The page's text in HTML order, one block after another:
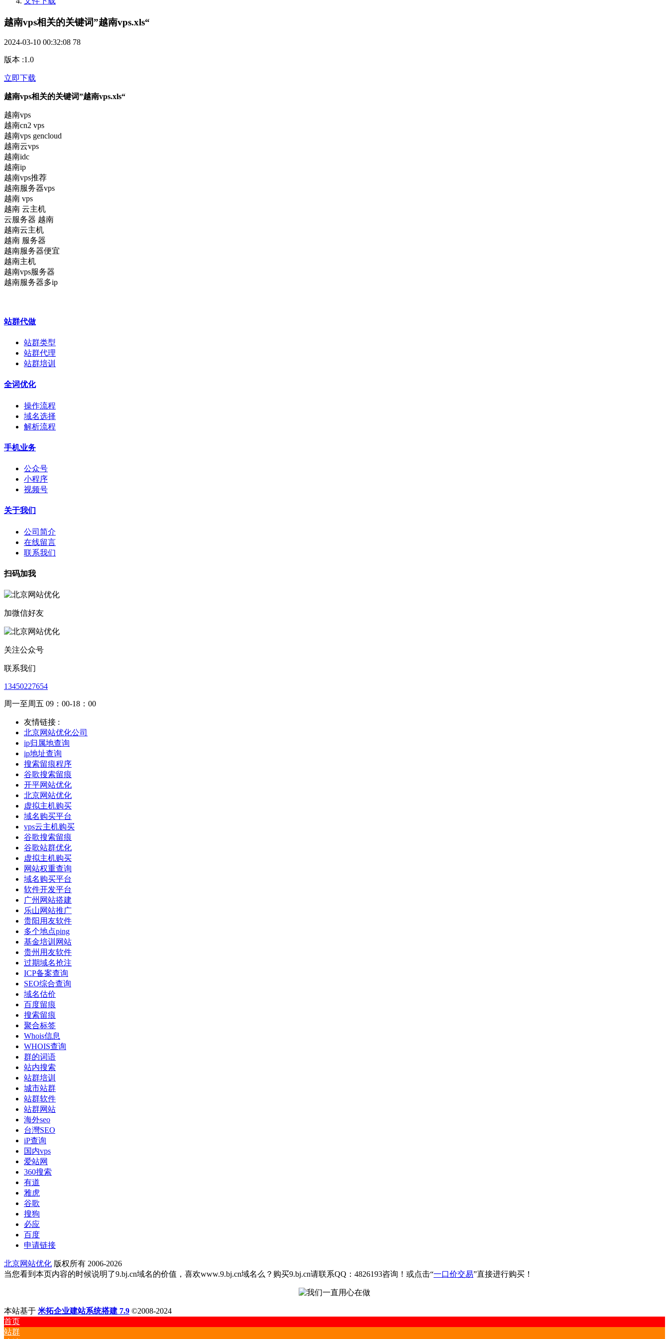
越南vps相关的关键词”越南vps.xls“
2024-03-10 00:32:08 78
版本 :1.0
立即下载
越南vps相关的关键词”越南vps.xls“
越南vps
越南cn2 vps
越南vps gencloud
越南云vps
越南idc
越南ip
越南vps推荐
越南服务器vps
越南 vps
越南 云主机
云服务器 越南
越南云主机
越南 服务器
越南服务器便宜
越南主机
越南vps服务器
越南服务器多ip
站群代做
站群类型
站群代理
站群培训
全词优化
操作流程
域名选择
解析流程
手机业务
公众号
小程序
视频号
关于我们
公司简介
在线留言
联系我们
扫码加我
加微信好友
关注公众号
联系我们
13450227654
周一至周五 09：00-18：00
友情链接 :
北京网站优化公司
ip归属地查询
ip地址查询
搜索留痕程序
谷歌搜索留痕
开平网站优化
北京网站优化
虚拟主机购买
域名购买平台
vps云主机购买
谷歌搜索留痕
谷歌站群优化
虚拟主机购买
网站权重查询
域名购买平台
软件开发平台
广州网站搭建
乐山网站推广
贵阳用友软件
多个地点ping
基金培训网站
贵州用友软件
过期域名抢注
ICP备案查询
SEO综合查询
域名估价
百度留痕
搜索留痕
聚合标签
Whois信息
WHOIS查询
群的词语
站内搜索
站群培训
城市站群
站群软件
站群网站
海外seo
台灣SEO
iP查询
国内vps
爱站网
360搜索
有道
雅虎
谷歌
搜狗
必应
百度
申请链接
北京网站优化 版权所有 2006-2026
当您看到本页内容的时候说明了9.bj.cn域名的价值，喜欢www.9.bj.cn域名么？购买9.bj.cn请联系QQ：4826193咨询！或点击“一口价交易”直接进行购买！
本站基于 米拓企业建站系统搭建 7.9 ©2008-2024
首页
站群